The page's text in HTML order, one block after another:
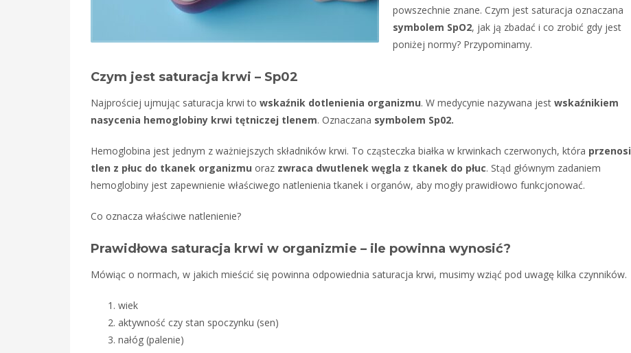
powszechnie znane. Czym jest saturacja oznaczana
symbolem SpO2, jak ją zbadać i co zrobić gdy jest
poniżej normy? Przypominamy.
Czym jest saturacja krwi – Sp02
Najprościej ujmując saturacja krwi to wskaźnik dotlenienia organizmu. W medycynie nazywana jest wskaźnikiem
nasycenia hemoglobiny krwi tętniczej tlenem. Oznaczana symbolem Sp02.
Hemoglobina jest jednym z ważniejszych składników krwi. To cząsteczka białka w krwinkach czerwonych, która przenosi
tlen z płuc do tkanek organizmu oraz zwraca dwutlenek węgla z tkanek do płuc. Stąd głównym zadaniem
hemoglobiny jest zapewnienie właściwego natlenienia tkanek i organów, aby mogły prawidłowo funkcjonować.
Co oznacza właściwe natlenienie?
Prawidłowa saturacja krwi w organizmie – ile powinna wynosić?
Mówiąc o normach, w jakich mieścić się powinna odpowiednia saturacja krwi, musimy wziąć pod uwagę kilka czynników.
wiek
aktywność czy stan spoczynku (sen)
nałóg (palenie)